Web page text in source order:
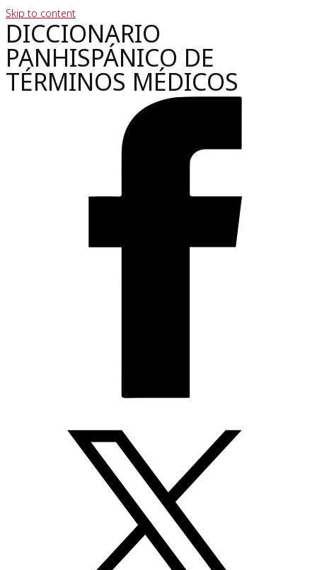
Skip to content
DICCIONARIO
PANHISPÁNICO DE
TÉRMINOS MÉDICOS